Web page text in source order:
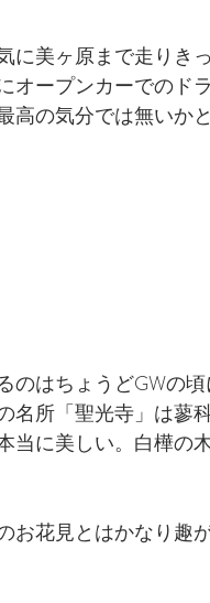
に美ヶ原まで走りき
オープンカーでのド
高の気分では無いか
のはちょうどGWの
名所「聖光寺」は蓼
当に美しい。白樺の
お花見とはかなり趣